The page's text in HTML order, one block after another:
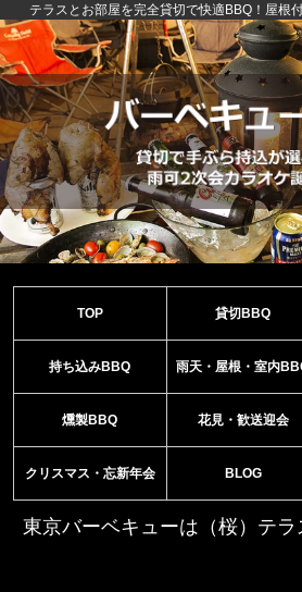
テラスとお部屋を完全貸切で快適BBQ！屋根
TOP 貸切BBQ
持ち込みBBQ 雨天・屋根・室内
燻製BBQ 花見・歓送迎会
クリスマス・忘新年会 BLOG
東京バーベキューは（桜）テラ